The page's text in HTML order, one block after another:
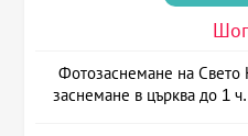
Фотозаснемане на
заснемане в църква до 1